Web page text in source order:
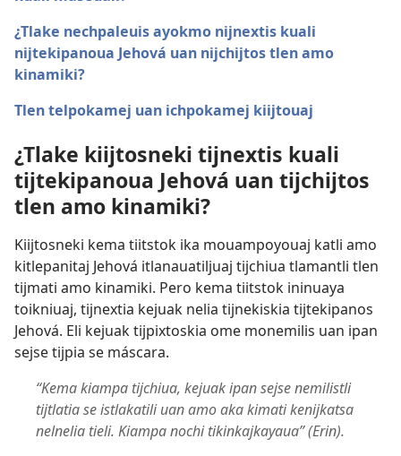
¿Tlake nechpaleuis ayokmo nijnextis kuali
nijtekipanoua Jehová uan nijchijtos tlen amo
kinamiki?
Tlen telpokamej uan ichpokamej kiijtouaj
¿Tlake kiijtosneki tijnextis kuali
tijtekipanoua Jehová uan tijchijtos
tlen amo kinamiki?
Kiijtosneki kema tiitstok ika mouampoyouaj katli amo
kitlepanitaj Jehová itlanauatiljuaj tijchiua tlamantli tlen
tijmati amo kinamiki. Pero kema tiitstok ininuaya
toikniuaj, tijnextia kejuak nelia tijnekiskia tijtekipanos
Jehová. Eli kejuak tijpixtoskia ome monemilis uan ipan
sejse tijpia se máscara.
“Kema kiampa tijchiua, kejuak ipan sejse nemilistli
tijtlatia se istlakatili uan amo aka kimati kenijkatsa
nelnelia tieli. Kiampa nochi tikinkajkayaua” (Erin).